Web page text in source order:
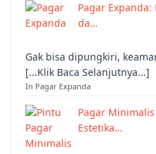
Pagar
da…
Gak bisa dipungkiri,
[...Klik Baca Selanjutnya...]
In Pagar Expanda
Pagar
Estetika…